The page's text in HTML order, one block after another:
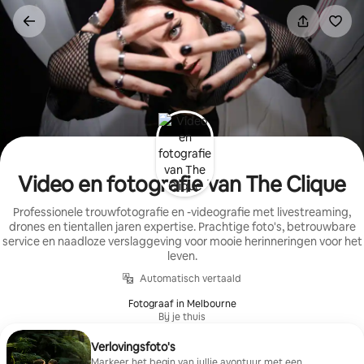
Ga
direct
naar
inhoud
Video en fotografie van The Clique
Professionele trouwfotografie en -videografie met livestreaming,
drones en tientallen jaren expertise. Prachtige foto's, betrouwbare
service en naadloze verslaggeving voor mooie herinneringen voor het
leven.
Automatisch vertaald
Fotograaf in Melbourne
Bij je thuis
Verlovingsfoto's